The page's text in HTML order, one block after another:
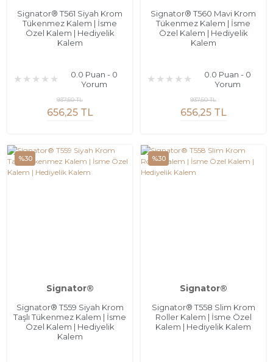
Signator® T561 Siyah Krom
Tükenmez Kalem | İsme
Özel Kalem | Hediyelik
Kalem
0.0 Puan - 0
Yorum
656,25 TL
937,50 TL
Signator® T560 Mavi Krom
Tükenmez Kalem | İsme
Özel Kalem | Hediyelik
Kalem
0.0 Puan - 0
Yorum
656,25 TL
937,50 TL
%30
Signator®
Signator® T559 Siyah Krom
Taşlı Tükenmez Kalem | İsme
Özel Kalem | Hediyelik
Kalem
%30
Signator®
Signator® T558 Slim Krom
Roller Kalem | İsme Özel
Kalem | Hediyelik Kalem